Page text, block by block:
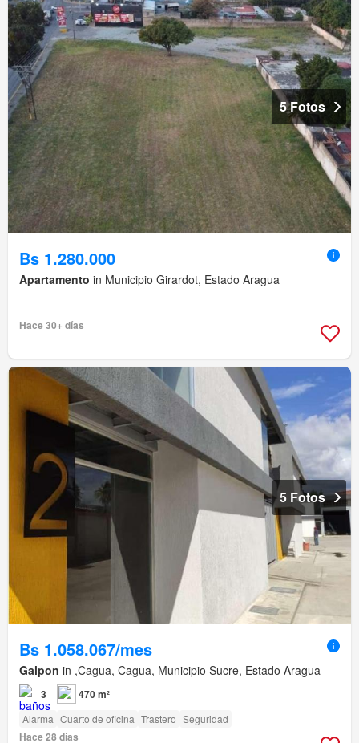
5 Fotos
Bs 1.280.000
Apartamento in Municipio Girardot, Estado Aragua
Hace 30+ días
5 Fotos
Bs 1.058.067/mes
Galpon in ,Cagua, Cagua, Municipio Sucre, Estado Aragua
3 470 m²
Alarma Cuarto de oficina Trastero Seguridad
Hace 28 días